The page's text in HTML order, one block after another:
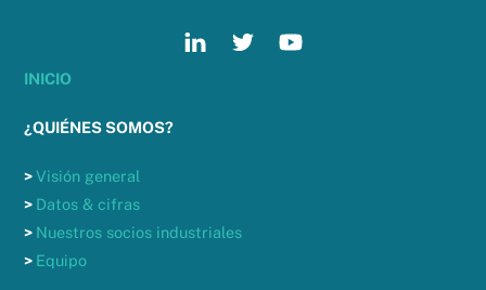
INICIO
¿QUIÉNES SOMOS?
>Visión general
> Datos & cifras
> Nuestros socios industriales
> Equipo